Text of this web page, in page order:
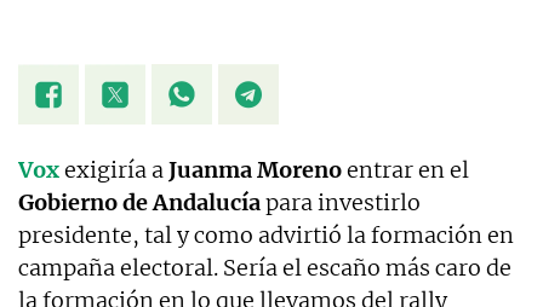
Voxexigiría aJuanma Morenoentrar en el
Gobierno de Andalucíapara investirlo
presidente, tal y como advirtió la formación en
campaña electoral. Sería el escaño más caro de
la formación en lo que llevamos del rally